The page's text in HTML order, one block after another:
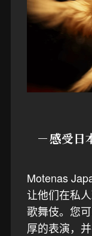
－感受日
Motenas
让他们在私
歌舞伎。您
厚的表演，